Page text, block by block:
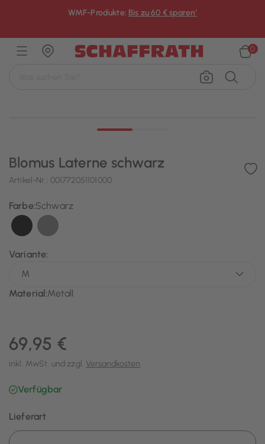
WMF-Produkte: Bis zu 60 € sparen¹
0
Blomus Laterne schwarz
Artikel-Nr.: 001772051101000
Farbe:Schwarz
Ausgewählt
Variante:
Material:Metall
69,95 €
inkl. MwSt. und zzgl. Versandkosten
Verfügbar
Lieferart